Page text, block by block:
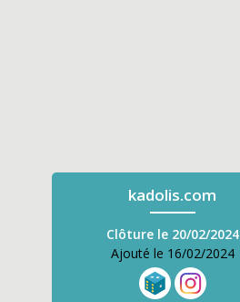
kadolis.com
Clôture le 20/02/2024
Ajouté le 16/02/2024